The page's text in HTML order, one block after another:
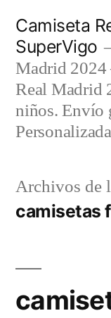
contenido
Camiseta
SuperVigo
Madrid 2024
Real Madrid
niños. Envío
Archivos de
camisetas